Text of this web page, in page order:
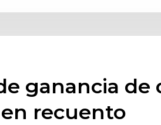
ganancia de
recuento